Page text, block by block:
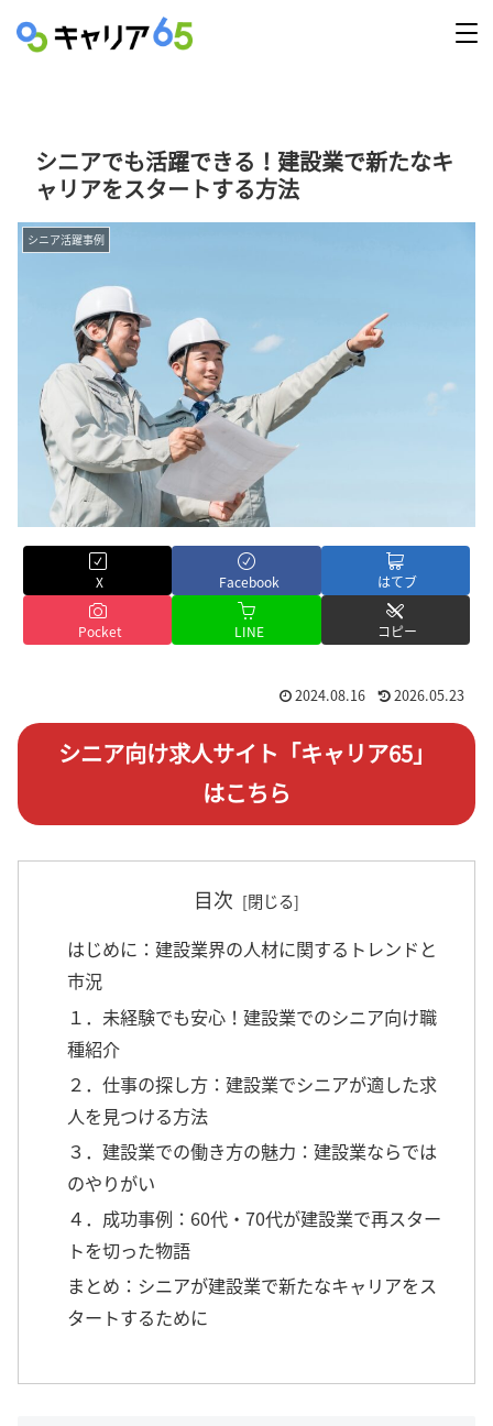
シニアでも活躍できる！建設業で新たなキ
ャリアをスタートする方法
シニア活躍事例
X Facebook はてブ
Pocket LINE コピー
2024.08.16 2026.05.23
シニア向け求人サイト「キャリア65」
はこちら
目次
はじめに：建設業界の人材に関するトレンドと
市況
１．未経験でも安心！建設業でのシニア向け職
種紹介
２．仕事の探し方：建設業でシニアが適した求
人を見つける方法
３．建設業での働き方の魅力：建設業ならでは
のやりがい
４．成功事例：60代・70代が建設業で再スター
トを切った物語
まとめ：シニアが建設業で新たなキャリアをス
タートするために